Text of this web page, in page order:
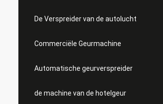
De Verspreider van de autolucht
Commerciële Geurmachine
Automatische geurverspreider
de machine van de hotelgeur